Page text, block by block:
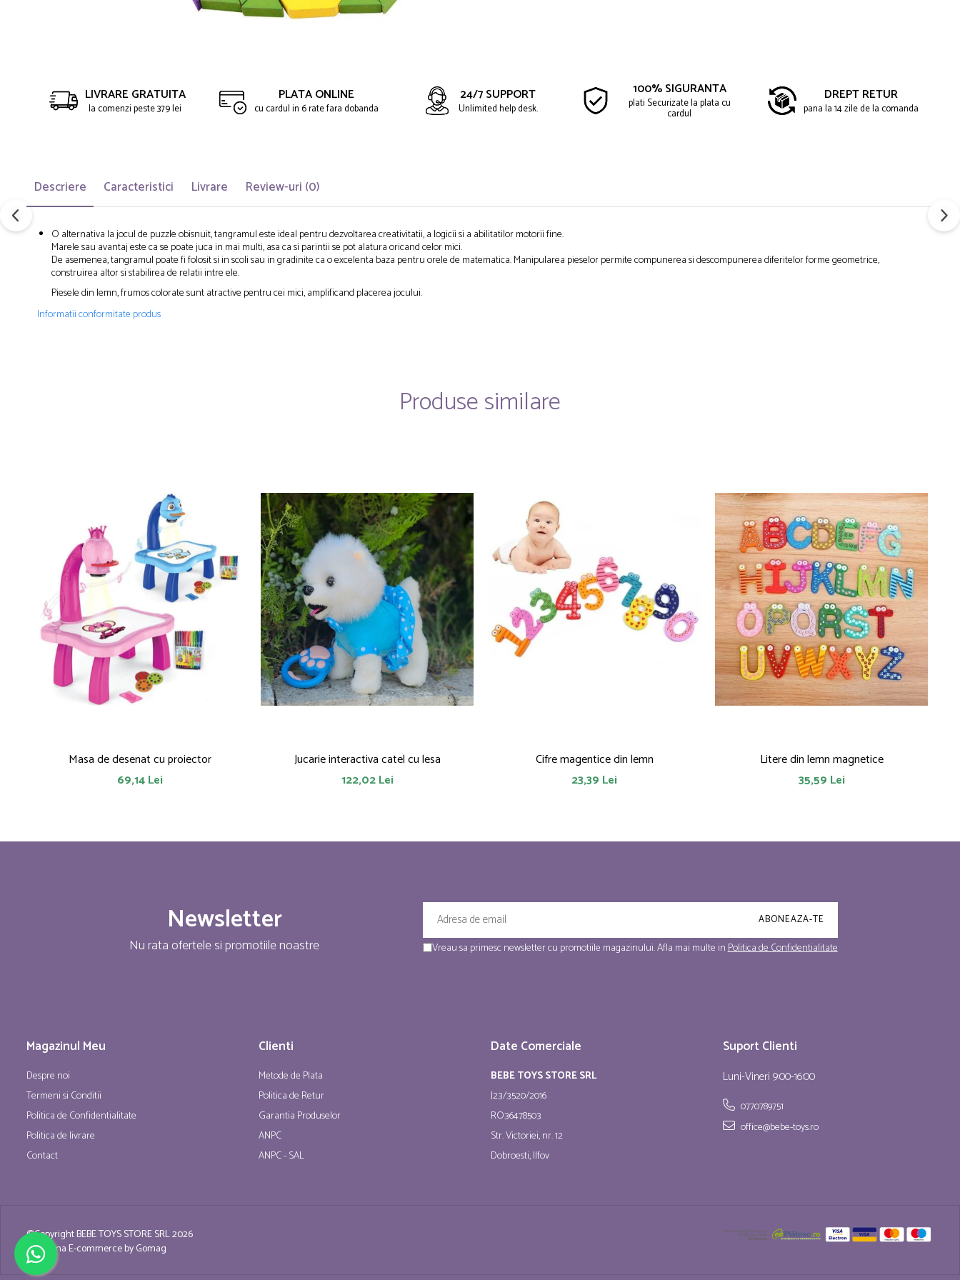
LIVRARE GRATUITA
la comenzi peste 379 lei
PLATA ONLINE
cu cardul in 6 rate fara dobanda
24/7 SUPPORT
Unlimited help desk.
100% SIGURANTA
plati Securizate la plata cu
cardul
DREPT RETUR
pana la 14 zile de la comanda
Descriere Caracteristici Livrare Review-uri (0)
O alternativa la jocul de puzzle obisnuit, tangramul este ideal pentru dezvoltarea creativitatii, a logicii si a abilitatilor motorii fine.
Marele sau avantaj este ca se poate juca in mai multi, asa ca si parintii se pot alatura oricand celor mici.
De asemenea, tangramul poate fi folosit si in scoli sau in gradinite ca o excelenta baza pentru orele de matematica. Manipularea pieselor permite compunerea si descompunerea diferitelor forme geometrice,
construirea altor si stabilirea de relatii intre ele.
Piesele din lemn, frumos colorate sunt atractive pentru cei mici, amplificand placerea jocului.
Informatii conformitate produs
Produse similare
Masa de desenat cu proiector
69,14 Lei
Jucarie interactiva catel cu lesa
122,02 Lei
Cifre magentice din lemn
23,39 Lei
Litere din lemn magnetice
35,59 Lei
Newsletter
Nu rata ofertele si promotiile noastre Vreau sa primesc newsletter cu promotiile magazinului. Afla mai multe inPolitica de Confidentialitate
Magazinul Meu
Despre noi
Termeni si Conditii
Politica de Confidentialitate
Politica de livrare
Contact
Clienti
Metode de Plata
Politica de Retur
Garantia Produselor
ANPC
ANPC - SAL
Date Comerciale
BEBE TOYS STORE SRL
J23/3520/2016
RO36478503
Str. Victoriei, nr. 12
Dobroesti, Ilfov
Suport Clienti
Luni-Vineri 9:00-16:00
0770789751
office@bebe-toys.ro
©Copyright BEBE TOYS STORE SRL 2026
Platforma E-commerce by Gomag